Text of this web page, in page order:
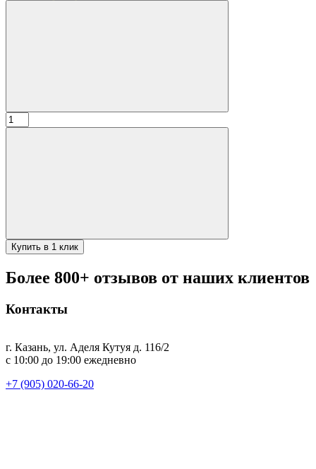
Количество
товара
Купить в 1 клик
Более 800+ отзывов от наших клиентов
Контакты
г. Казань, ул. Аделя Кутуя д. 116/2
с 10:00 до 19:00 ежедневно
+7 (905) 020-66-20